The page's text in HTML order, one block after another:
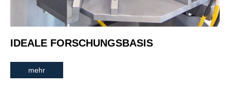
IDEALE FORSCHUNGSBASIS
mehr